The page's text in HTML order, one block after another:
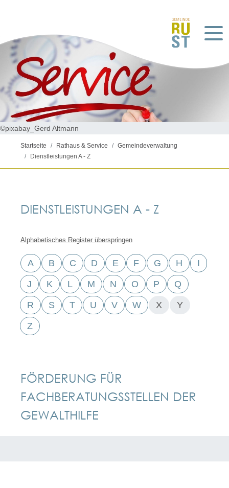
©pixabay_Gerd Altmann
Startseite Rathaus & Service
Gemeindeverwaltung
Dienstleistungen A - Z
DIENSTLEISTUNGEN A - Z
Alphabetisches Register überspringen
A B C D E F G H I
J K L M N O P Q
R S T U V W X Y
Z
FÖRDERUNG FÜR
FACHBERATUNGSSTELLEN DER
GEWALTHILFE